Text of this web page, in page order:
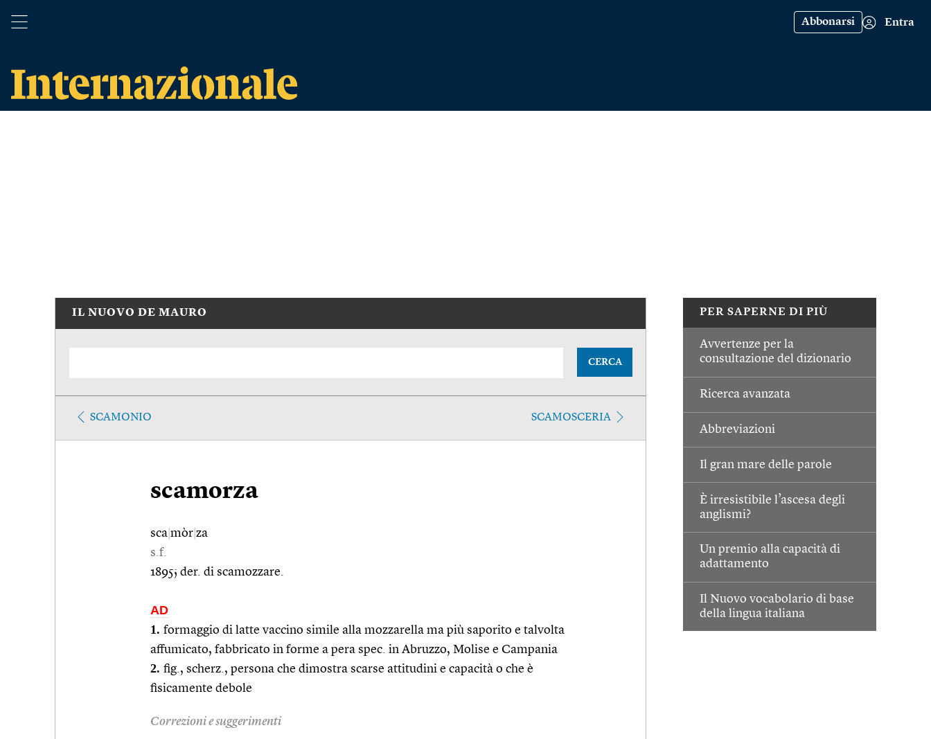
Abbonarsi Entra
PER SAPERNE DI PIÙ
Avvertenze per la
consultazione del dizionario
Ricerca avanzata
Abbreviazioni
Il gran mare delle parole
È irresistibile l’ascesa degli
anglismi?
Un premio alla capacità di
adattamento
Il Nuovo vocabolario di base
della lingua italiana
IL NUOVO DE MAURO
CERCA
SCAMONIO SCAMOSCERIA
scamorza
sca mòr za
s.f.
1895; der. di scamozzare.
AD
1. formaggio di latte vaccino simile alla mozzarella ma più saporito e talvolta
affumicato, fabbricato in forme a pera spec. in Abruzzo, Molise e Campania
2. fig., scherz., persona che dimostra scarse attitudini e capacità o che è
fisicamente debole
Correzioni e suggerimenti